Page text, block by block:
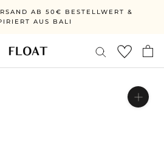
AB 50€ BESTELLWERT &
AUS BALI